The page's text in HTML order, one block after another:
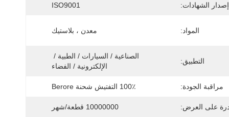
إصدار الشهادات: ISO9001
المواد: معدن ، بلاستيك
التطبيق:
الإلكترونية / الفضاء
مراقبة الجودة: 100٪ التفتيش شحنة Berore
على العرض: 10000000 قطعة/شهر